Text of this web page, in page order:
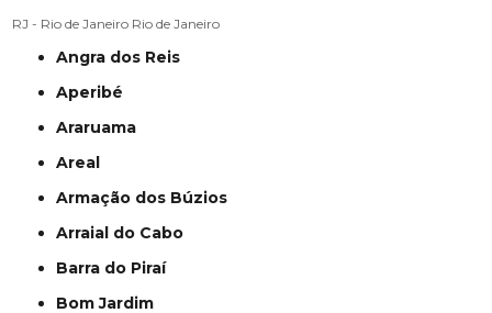
RJ - Rio de Janeiro Rio de Janeiro
Angra dos Reis
Aperibé
Araruama
Areal
Armação dos Búzios
Arraial do Cabo
Barra do Piraí
Bom Jardim